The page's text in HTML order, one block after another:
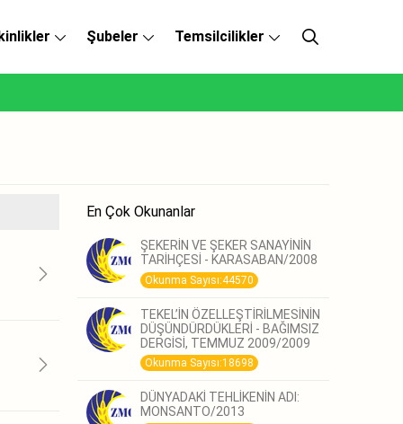
Şubeler Temsilcilikler
En Çok Okunanlar
ŞEKERİN VE ŞEKER SANAYİNİN
TARİHÇESİ - KARASABAN/2008
Okunma Sayısı:44570
TEKEL’İN ÖZELLEŞTİRİLMESİNİN
DÜŞÜNDÜRDÜKLERİ - BAĞIMSIZ
DERGİSİ, TEMMUZ 2009/2009
Okunma Sayısı:18698
DÜNYADAKİ TEHLİKENİN ADI:
MONSANTO/2013